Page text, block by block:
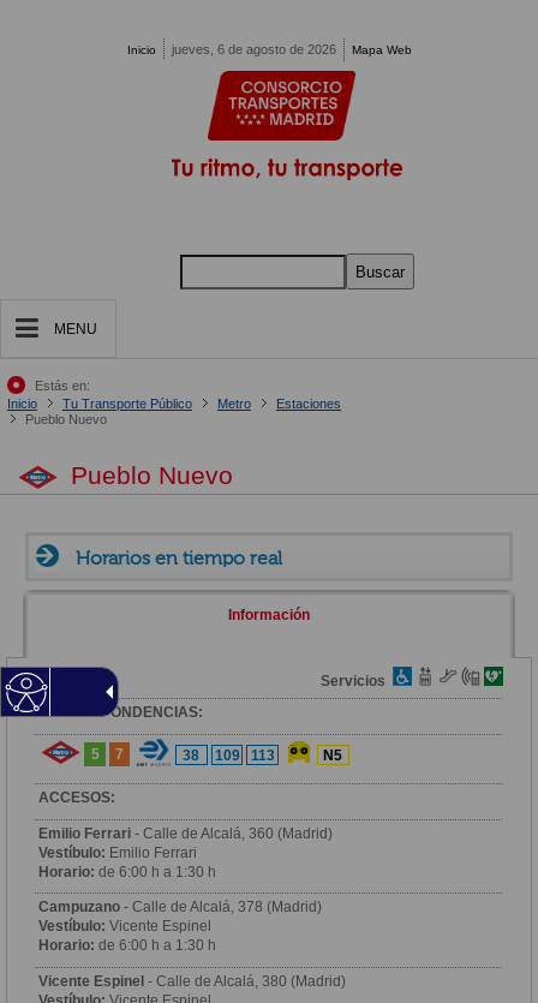
Inicio jueves, 6 de agosto de 2026 Mapa Web
Buscar
MENU
Estás en:
Inicio
Tu Transporte Público Metro
Estaciones
Pueblo Nuevo
Pueblo Nuevo
Horarios en tiempo real
Información
Zona
Servicios
CORRESPONDENCIAS:
5 7 38 109 113 N5
ACCESOS:
Emilio Ferrari - Calle de Alcalá, 360 (Madrid)
Vestíbulo: Emilio Ferrari
Horario: de 6:00 h a 1:30 h
Campuzano - Calle de Alcalá, 378 (Madrid)
Vestíbulo: Vicente Espinel
Horario: de 6:00 h a 1:30 h
Vicente Espinel - Calle de Alcalá, 380 (Madrid)